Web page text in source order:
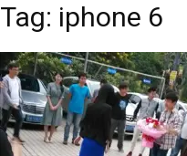
Tag: iphone 6